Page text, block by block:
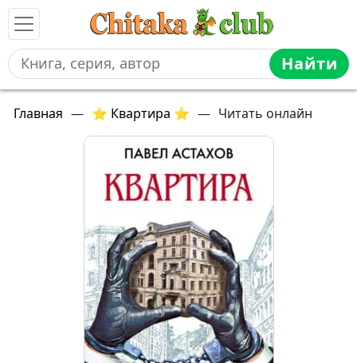
Найти
Главная — ⭐ Квартира ⭐ — Читать онлайн